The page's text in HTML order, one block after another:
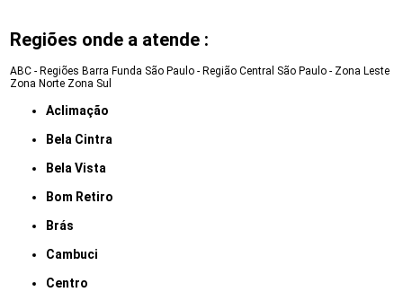
Regiões onde a atende :
ABC - Regiões Barra Funda São Paulo - Região Central São Paulo - Zona Leste
Zona Norte Zona Sul
Aclimação
Bela Cintra
Bela Vista
Bom Retiro
Brás
Cambuci
Centro